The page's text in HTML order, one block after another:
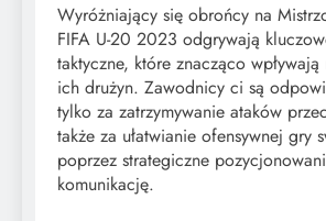
Wyróżniający się obrońcy na
FIFA U-20 2023 odgrywają
taktyczne, które znacząco
ich drużyn. Zawodnicy ci są
tylko za zatrzymywanie ataków
także za ułatwianie ofensywnej gry
poprzez strategiczne
komunikację.